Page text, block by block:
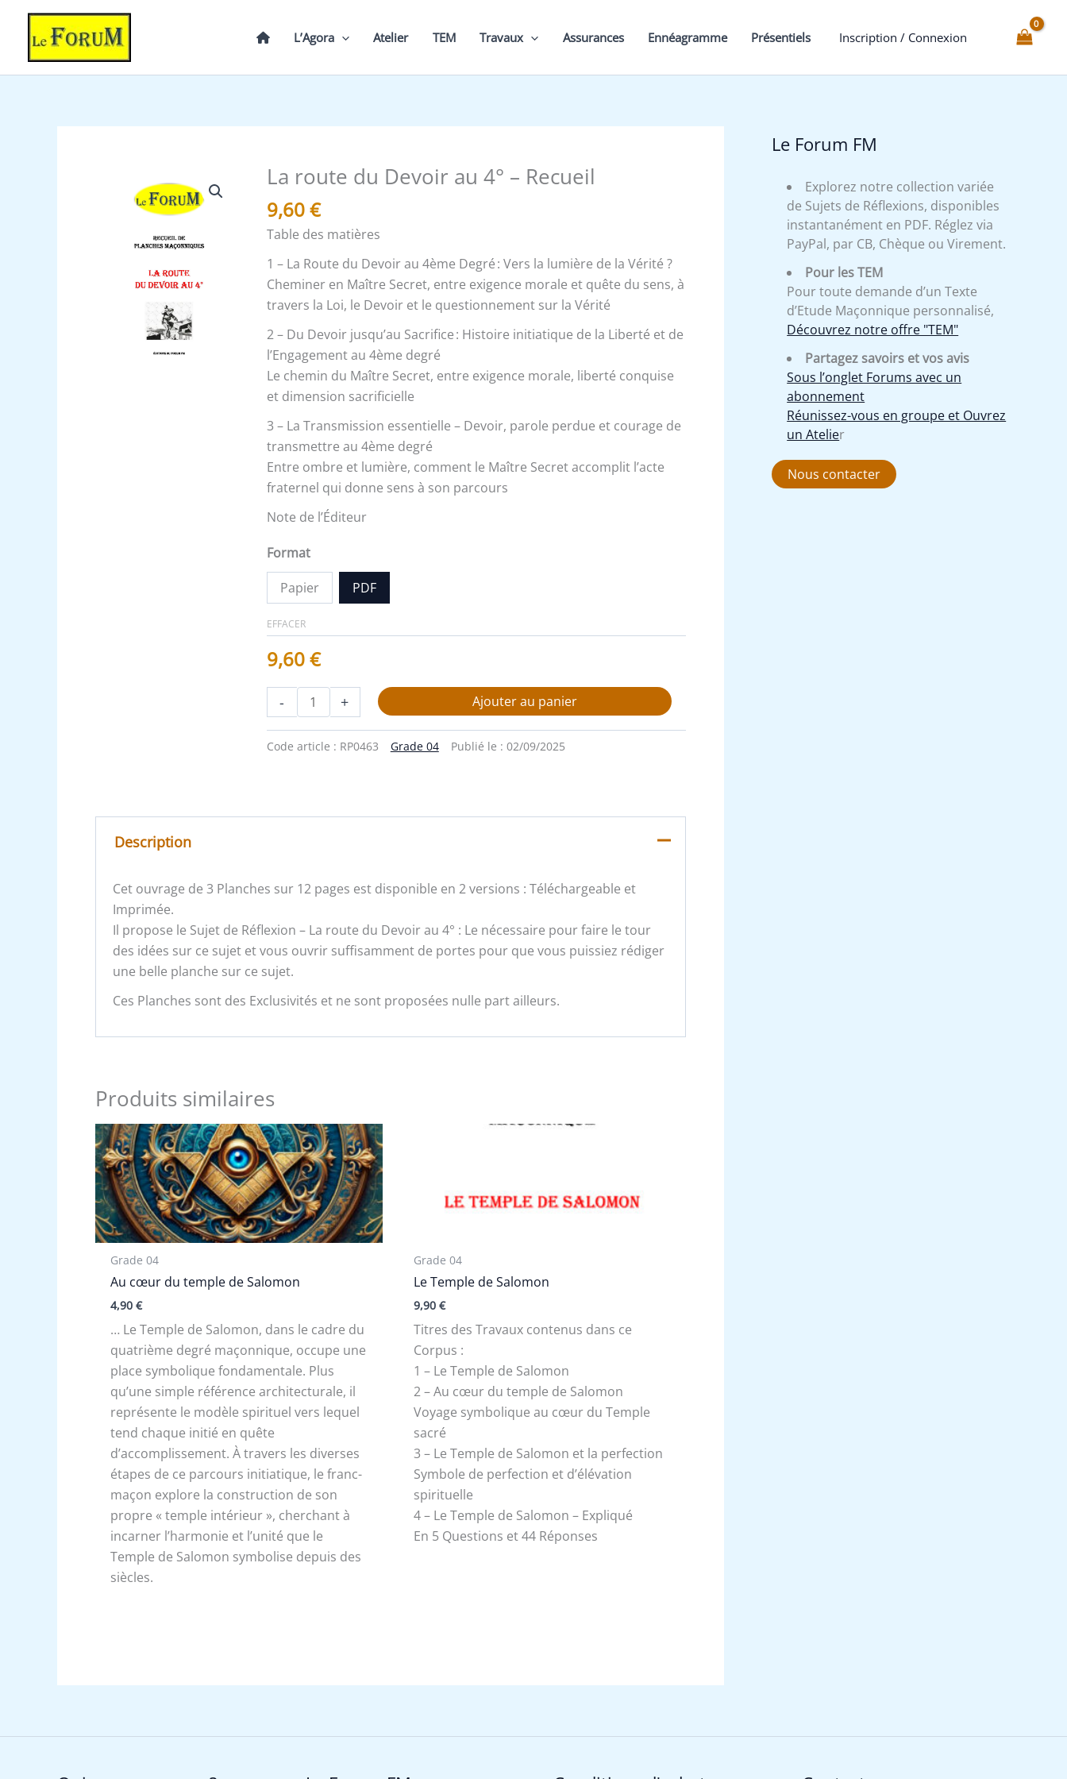
contenu
L’Agora Atelier TEM Travaux Assurances Ennéagramme Présentiels Inscription / Connexion
La route du Devoir au 4° – Recueil
9,60€
Table des matières
1 – La Route du Devoir au 4ème Degré : Vers la lumière de la Vérité ?
Cheminer en Maître Secret, entre exigence morale et quête du sens, à
travers la Loi, le Devoir et le questionnement sur la Vérité
2 – Du Devoir jusqu’au Sacrifice : Histoire initiatique de la Liberté et de
l’Engagement au 4ème degré
Le chemin du Maître Secret, entre exigence morale, liberté conquise
et dimension sacrificielle
3 – La Transmission essentielle – Devoir, parole perdue et courage de
transmettre au 4ème degré
Entre ombre et lumière, comment le Maître Secret accomplit l’acte
fraternel qui donne sens à son parcours
Note de l’Éditeur
Format
Papier PDF
EFFACER
9,60€
-
quantité
La
route
du
Devoir
au
-
Recueil
+ Ajouter au panier
Code article : RP0463 Grade 04 Publié le : 02/09/2025
Description
Cet ouvrage de 3 Planches sur 12 pages est disponible en 2 versions : Téléchargeable et
Imprimée.
Il propose le Sujet de Réflexion – La route du Devoir au 4° : Le nécessaire pour faire le tour
des idées sur ce sujet et vous ouvrir suffisamment de portes pour que vous puissiez rédiger
une belle planche sur ce sujet.
Ces Planches sont des Exclusivités et ne sont proposées nulle part ailleurs.
Produits similaires
Grade 04
Au cœur du temple de Salomon
4,90€
… Le Temple de Salomon, dans le cadre du
quatrième degré maçonnique, occupe une
place symbolique fondamentale. Plus
qu’une simple référence architecturale, il
représente le modèle spirituel vers lequel
tend chaque initié en quête
d’accomplissement.À travers les diverses
étapes de ce parcours initiatique, le franc-
maçon explore la construction de son
propre « temple intérieur », cherchant à
incarner l’harmonie et l’unité que le
Temple de Salomon symbolise depuis des
siècles.
Grade 04
Le Temple de Salomon
9,90€
Titres des Travaux contenus dans ce
Corpus :
1 – Le Temple de Salomon
2 – Au cœur du temple de Salomon
Voyage symbolique au cœur du Temple
sacré
3 – Le Temple de Salomon et la perfection
Symbole de perfection et d’élévation
spirituelle
4 – Le Temple de Salomon – Expliqué
En 5 Questions et 44 Réponses
Le Forum FM
Explorez notre collection variée
de Sujets de Réflexions, disponibles
instantanément en PDF. Réglez via
PayPal, par CB, Chèque ou Virement.
Pour les TEM
Pour toute demande d’un Texte
d’Etude Maçonnique personnalisé,
Découvrez notre offre "TEM"
Partagez savoirs et vos avis
Sous l’onglet Forums avec un
abonnement
Réunissez-vous en groupe et Ouvrez
un Atelier
Nous contacter